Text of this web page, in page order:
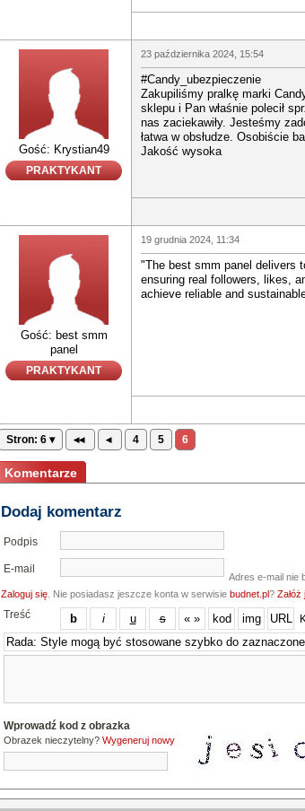
Gość: Krystian49
PRAKTYKANT
23 października 2024, 15:54
#Candy_ubezpieczenie
Zakupiliśmy pralkę marki
sklepu i Pan właśnie polecił
nas zaciekawiły. Jesteśmy
łatwa w obsłudze. Osobiście
Jakość wysoka
Gość: best smm
panel
PRAKTYKANT
19 grudnia 2024, 11:34
"The best smm panel delivers
ensuring real followers, likes,
achieve reliable and
Stron: 6 ▾ ◂◂ ◂ 4 5 6
Komentarze
Dodaj komentarz
Podpis
E-mail
Adres e-mail nie
Zaloguj się . Nie posiadasz jeszcze konta w serwisie budnet.pl? Załóż
Treść
Wprowadź kod z obrazka
Obrazek nieczytelny? Wygeneruj nowy